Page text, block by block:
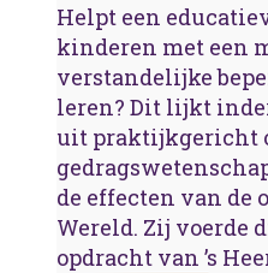
Helpt een
kinderen met een
verstandelijke
leren? Dit lijkt
uit praktijkgericht
de effecten van de
Wereld. Zij voerde
opdracht van ’s